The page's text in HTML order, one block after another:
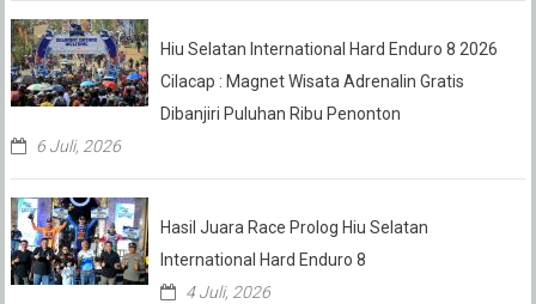
Hiu Selatan International Hard Enduro 8 2026
Cilacap : Magnet Wisata Adrenalin Gratis
Dibanjiri Puluhan Ribu Penonton
6 Juli, 2026
Hasil Juara Race Prolog Hiu Selatan
International Hard Enduro 8
4 Juli, 2026